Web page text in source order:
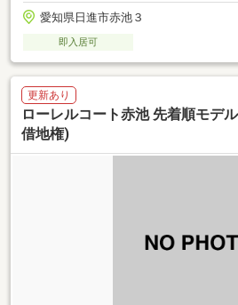
愛知県日進市赤池３
即入居可
更新あり
ローレルコート赤池 先着順モデ
借地権)